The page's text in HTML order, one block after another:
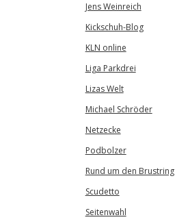
Jens Weinreich
Kickschuh-Blog
KLN online
Liga Parkdrei
Lizas Welt
Michael Schröder
Netzecke
Podbolzer
Rund um den Brustring
Scudetto
Seitenwahl